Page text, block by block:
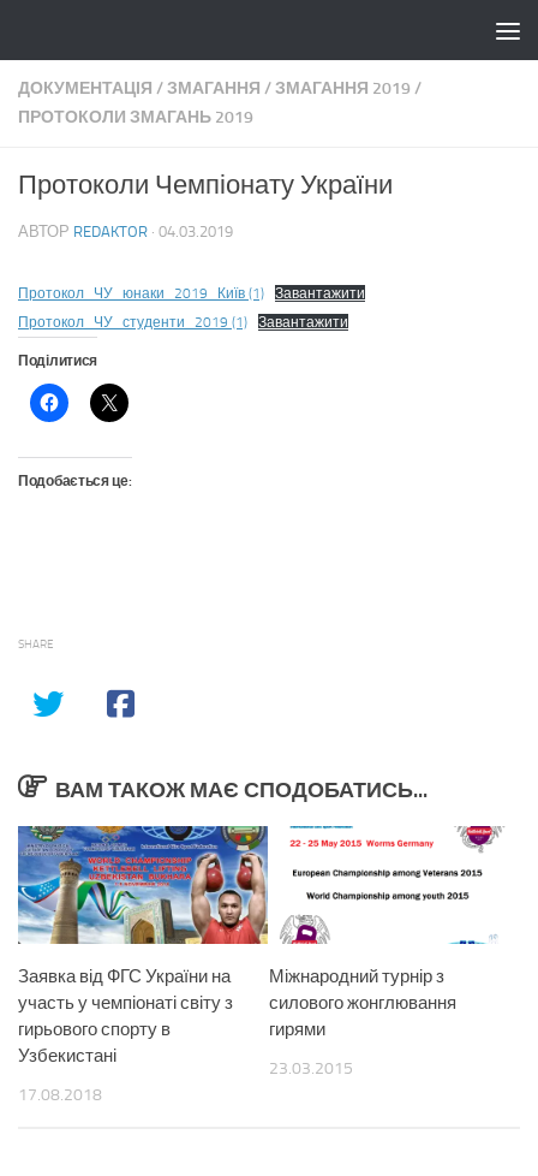
ДОКУМЕНТАЦІЯ /ЗМАГАННЯ /ЗМАГАННЯ 2019 /
ПРОТОКОЛИ ЗМАГАНЬ 2019
Протоколи Чемпіонату України
АВТОР REDAKTOR · 04.03.2019
Протокол_ЧУ_юнаки_2019_Київ (1)
Завантажити
Протокол_ЧУ_студенти_2019 (1)
Завантажити
Поділитися
Подобається це:
SHARE
ВАМ ТАКОЖ МАЄ СПОДОБАТИСЬ...
Заявка від ФГС України на
участь у чемпіонаті світу з
гирьового спорту в
Узбекистані
17.08.2018
Міжнародний турнір з
силового жонглювання
гирями
23.03.2015